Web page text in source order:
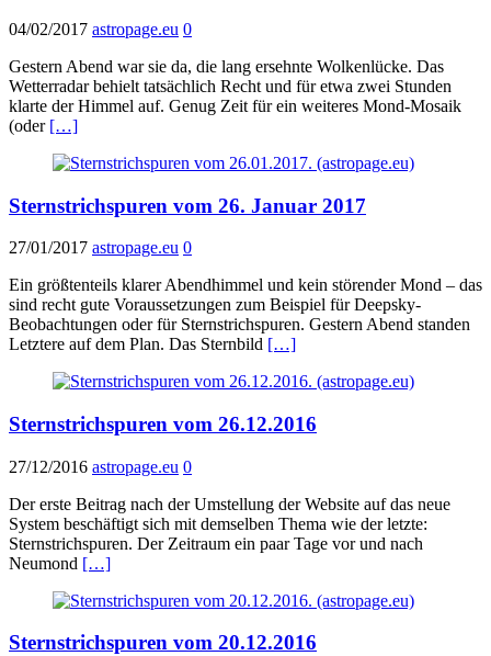
04/02/2017 astropage.eu 0
Gestern Abend war sie da, die lang ersehnte Wolkenlücke. Das
Wetterradar behielt tatsächlich Recht und für etwa zwei Stunden
klarte der Himmel auf. Genug Zeit für ein weiteres Mond-Mosaik
(oder […]
Sternstrichspuren vom 26. Januar 2017
27/01/2017 astropage.eu 0
Ein größtenteils klarer Abendhimmel und kein störender Mond – das
sind recht gute Voraussetzungen zum Beispiel für Deepsky-
Beobachtungen oder für Sternstrichspuren. Gestern Abend standen
Letztere auf dem Plan. Das Sternbild […]
Sternstrichspuren vom 26.12.2016
27/12/2016 astropage.eu 0
Der erste Beitrag nach der Umstellung der Website auf das neue
System beschäftigt sich mit demselben Thema wie der letzte:
Sternstrichspuren. Der Zeitraum ein paar Tage vor und nach
Neumond […]
Sternstrichspuren vom 20.12.2016